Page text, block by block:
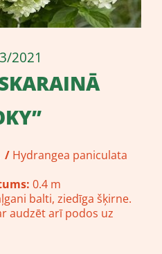
2021
/ Hydrangea paniculata
0.4 m
balti, ziedīga šķirne.
audzēt arī podos uz